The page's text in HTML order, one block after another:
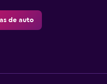
de auto